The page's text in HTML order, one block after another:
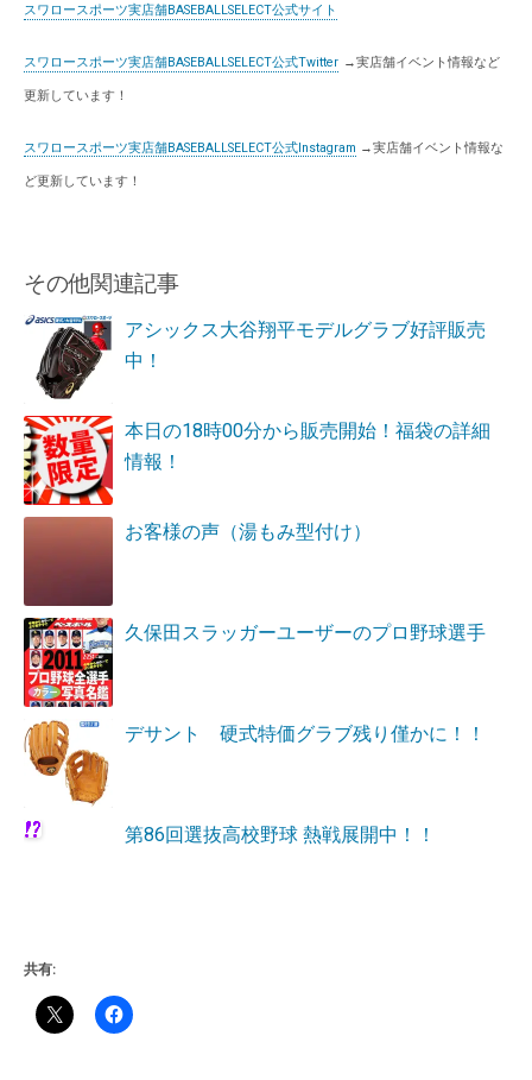
スワロースポーツ実店舗BASEBALLSELECT公式サイト
スワロースポーツ実店舗BASEBALLSELECT公式Twitter →実店舗イベント情報など
更新しています！
スワロースポーツ実店舗BASEBALLSELECT公式Instagram →実店舗イベント情報な
ど更新しています！
その他関連記事
アシックス大谷翔平モデルグラブ好評販売
中！
本日の18時00分から販売開始！福袋の詳細
情報！
お客様の声（湯もみ型付け）
久保田スラッガーユーザーのプロ野球選手
デサント 硬式特価グラブ残り僅かに！！
第86回選抜高校野球 熱戦展開中！！
共有: